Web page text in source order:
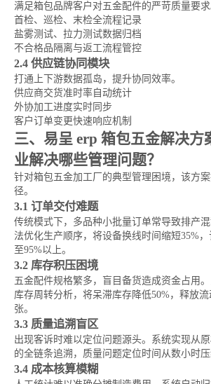
满足箱包品牌客户对五金配件的严苛质量要求
首检、巡检、末检全流程记录
盐雾测试、拉力测试数据归档
不合格品隔离与返工流程管控
2.4 供应链协同模块
打通上下游数据孤岛，提升协同效率。
供应商交货准时率自动统计
外协加工进度实时同步
客户订单变更快速响应机制
三、易呈 erp 箱包五金解决方
业解决哪些管理问题？
针对箱包五金加工厂的典型管理困境，该方
径。
3.1 订单交付难题
传统模式下，多品种小批量订单常导致排产
法优化生产顺序，将设备换线时间缩短35%
至95%以上。
3.2 库存积压困境
五金配件规格繁多，盲目备货造成资金占用
库存周转分析，将呆滞库存降低50%，释放
张。
3.3 质量追溯盲区
出现客诉时难以定位问题源头。系统实现从
的全链条追溯，质量问题定位时间从数小时压
3.4 成本核算模糊